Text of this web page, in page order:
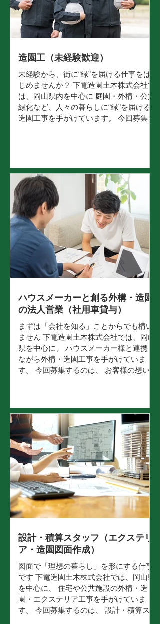
造園工（未経験歓迎）
未経験から、街に“緑”を届ける仕事をは
じめませんか？ 下電造園土木株式会社で
は、岡山県内を中心に 庭園・外構・公共
緑化など、人々の暮らしに“緑”を届ける
造園工事を手がけています。 今回募集す
術を覚えていきたい」 そんな方でも、安
心してスタートできる育成体制を整えて
います。 入社後は先輩社員と一緒に現場
に入り、道具の使い方から丁寧にお教え
します。 できるところからお任せし、一
つずつ技術を身につけていける環境で
す。 仕事内容 岡山県内を中心に、造園作
業全般を担当していただきます。 まずは
先輩社員のサポートから始めていただ
き、少しずつ技術を身につけていきま
の剪定、芝刈り、草刈り、施肥などの緑
地管理 個人邸、社屋、商業施設などの植
栽維持管理 現場の片付け、清掃、資材の
手配 造園工事、植栽工事、外構工事、土
木工事の補助 慣れてきたら、より専門的
な技術を身につけて...
ハウスメーカーと創る外構・造園
の法人営業（社用車貸与）
まずは「会社を知る」ことからでも構い
ません 下電造園土木株式会社では、岡山
県を中心に、 ハウスメーカー様と連携し
ながら外構・造園工事を手がけていま
す。 今回募集するのは、 お客様の想いを
る景観や、人の暮らしに寄り添う“庭づく
り”を チームで形にしていく仕事です。
仕事内容 ハウスメーカー様と打ち合わせ
を行い、 外構・造園工事をトータルでプ
ロデュースします。 具体的には… ハウス
メーカー様との打ち合わせ 見積作成 資材
発注 現場の進捗確認 完成後のお引き渡し
設計担当・職人さん・協力会社と連携し
ながら 現場全体をまとめていくポジショ
ンです。 未経験の方も、 先輩社員が同行
ご安心ください。 この仕事の魅力 ハウス
メーカーと協力し、街に残る景観づくり
に関われる 施工管理の経験を、営業×現
場調整に活かせる 地域密着で、岡山に腰
を据えて働ける 下電グループの安定基盤
のもと、長く働ける環境 「売る」より
も、「一緒
設計・積算スタッフ（エクステリ
ア・造園図面作成）
図面で「理想の暮らし」を形にする仕事
です 下電造園土木株式会社では、岡山県
を中心に、 住宅や公共施設の外構・造
園・エクステリア工事を手がけていま
す。 今回募集するのは、 設計・積算スタ